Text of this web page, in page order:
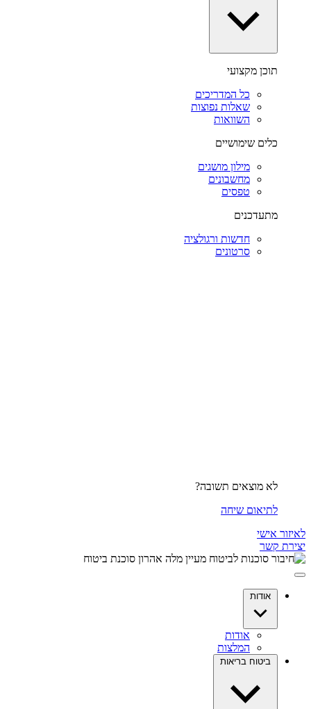
תוכן מקצועי
כל המדריכים
שאלות נפוצות
השוואות
כלים שימושיים
מילון מושגים
מחשבונים
טפסים
מתעדכנים
חדשות ורגולציה
סרטונים
לא מוצאים תשובה?
לתיאום שיחה
לאיזור אישי
יצירת קשר
אודות
אודות
המלצות
ביטוח בריאות